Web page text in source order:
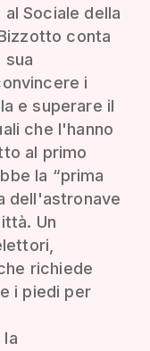
Sociale della
conta
sua
i
e superare il
che l'hanno
al primo
la “prima
dell'astronave
Un
richiede
i piedi per
la